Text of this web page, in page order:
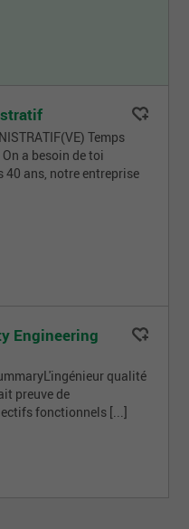
Temps
a besoin de toi
40 ans, notre entreprise
Engineering
qualité
preuve de
fonctionnels [...]